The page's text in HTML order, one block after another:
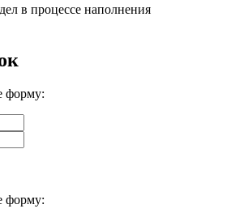
в процессе наполнения
форму:
форму: